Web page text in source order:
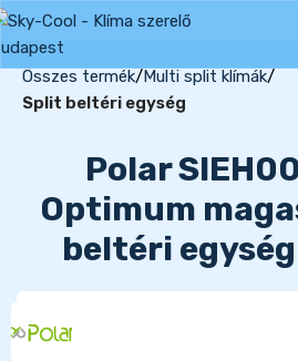
Összes termék Multi split klímák
Split beltéri egység
Polar
Optimum
beltéri egység